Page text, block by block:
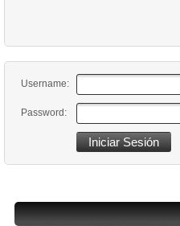
Username:
Password: